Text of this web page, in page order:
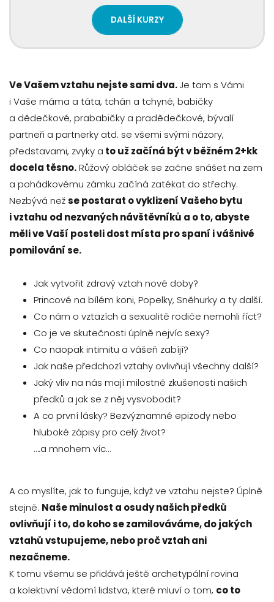
DALŠÍ KURZY
Ve Vašem vztahu nejste sami dva.Je tam s Vámi
i Vaše máma a táta, tchán a tchyně, babičky
a dědečkové, prababičky a pradědečkové, bývalí
partneři a partnerky atd. se všemi svými názory,
představami, zvyky a to už začíná být v běžném 2+kk
docela těsno.Růžový obláček se začne snášet na zem
a pohádkovému zámku začíná zatékat do střechy.
Nezbývá nežse postarat o vyklizení Vašeho bytu
i vztahu od nezvaných návštěvníků a o to, abyste
měli ve Vaší posteli dost místa pro spaní i vášnivé
pomilování se.
Jak vytvořit zdravý vztah nové doby?
Princové na bílém koni, Popelky, Sněhurky a ty další.
Co nám o vztazích a sexualitě rodiče nemohli říct?
Co je ve skutečnosti úplně nejvíc sexy?
Co naopak intimitu a vášeň zabíjí?
Jak naše předchozí vztahy ovlivňují všechny další?
Jaký vliv na nás mají milostné zkušenosti našich
předků a jak se z něj vysvobodit?
A co první lásky? Bezvýznamné epizody nebo
hluboké zápisy pro celý život?
….a mnohem víc…
A co myslíte, jak to funguje, když ve vztahu nejste? Úplně
stejně. Naše minulost a osudy našich předků
ovlivňují i to, do koho se zamilováváme, do jakých
vztahů vstupujeme, nebo proč vztah ani
nezačneme.
K tomu všemu se přidává ještě archetypální rovina
a kolektivní vědomí lidstva, které mluví o tom, co to